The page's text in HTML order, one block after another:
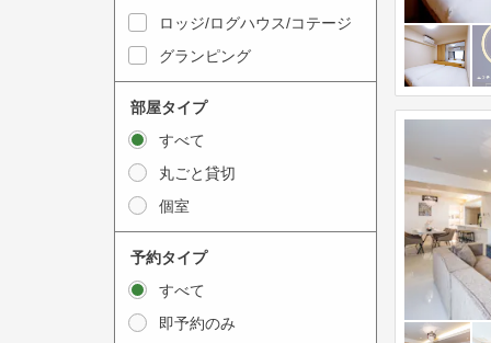
t
e
a
c
t
w
i
t
h
o
n
t
e
r
a
c
w
i
t
ロッジ/ログハウス/コテージ
グランピング
部屋タイプ
すべて
丸ごと貸切
個室
予約タイプ
すべて
即予約のみ